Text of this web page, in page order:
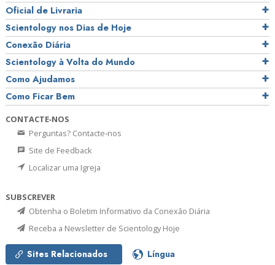
Oficial de Livraria
Scientology nos Dias de Hoje
Conexão Diária
Scientology à Volta do Mundo
Como Ajudamos
Como Ficar Bem
CONTACTE‑NOS
Perguntas? Contacte‑nos
Site de Feedback
Localizar uma Igreja
SUBSCREVER
Obtenha o Boletim Informativo da Conexão Diária
Receba a Newsletter de Scientology Hoje
Sites Relacionados Língua